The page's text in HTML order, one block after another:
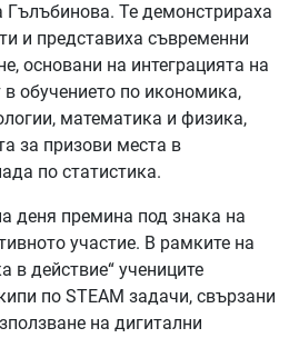
Те демонстрираха
и представиха съвременни
основани на интеграцията на
в обучението по икономика,
математика и физика,
за призови места в
по статистика.
деня премина под знака на
участие. В рамките на
в действие“ учениците
по STEAM задачи, свързани
на дигитални